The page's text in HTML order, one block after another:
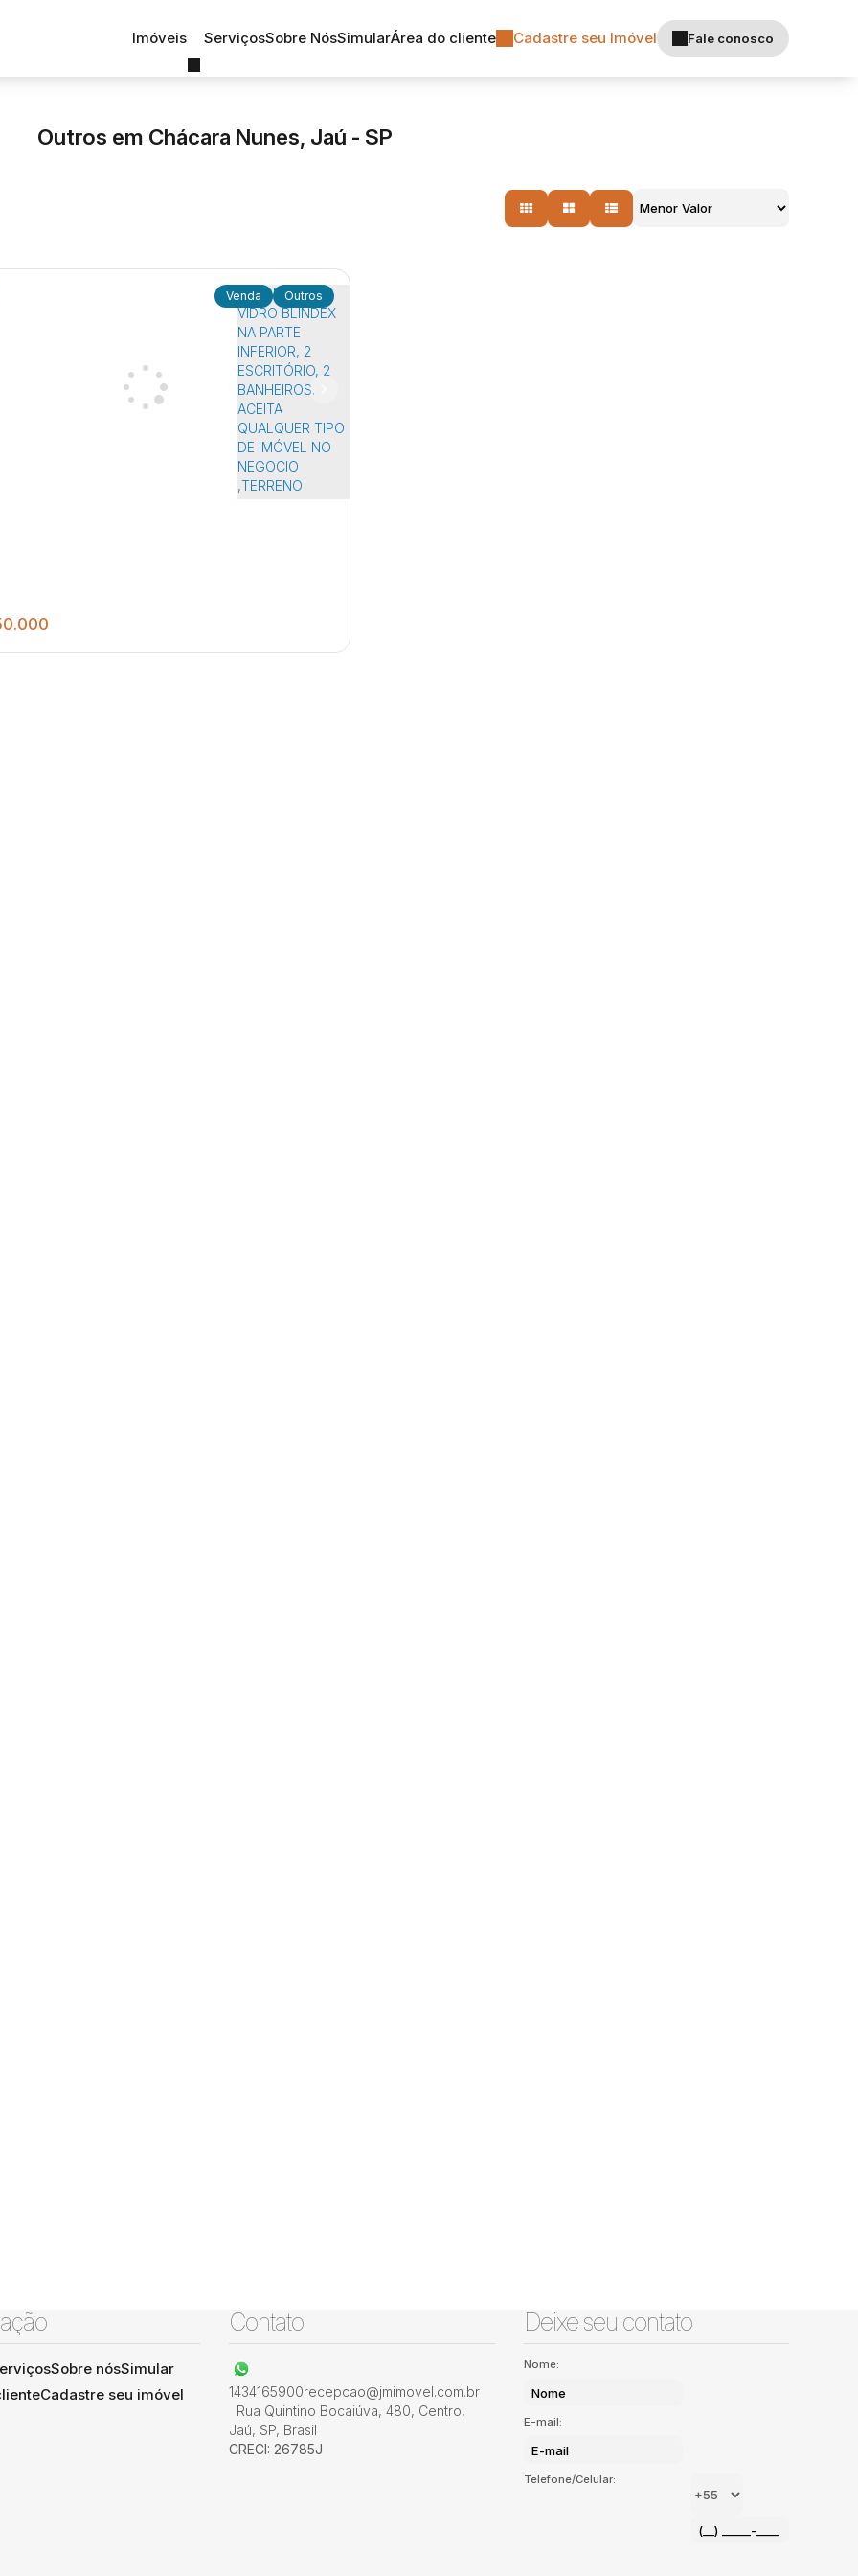
Fale conosco
Cadastre seu Imóvel
Área do cliente
Simular
Sobre Nós
Serviços
Imóveis
Outros em Chácara Nunes, Jaú - SP
Outros
Sobre nósSimular
Cadastre seu imóvel
Contato
1434165900recepcao@jmimovel.com.br
Rua Quintino Bocaiúva, 480, Centro,
Jaú, SP, Brasil
CRECI: 26785J
Deixe seu contato
Nome:
E-mail:
Telefone/Celular: